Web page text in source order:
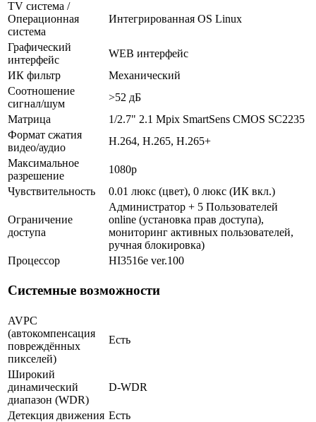
TV система /
Операционная
система
Интегрированная OS Linux
Графический
интерфейс
WEB интерфейс
ИК фильтр
Механический
Соотношение
сигнал/шум
>52 дБ
Матрица
1/2.7" 2.1 Mpix SmartSens CMOS SC2235
Формат сжатия
видео/аудио
H.264, H.265, H.265+
Максимальное
разрешение
1080p
Чувствительность
0.01 люкс (цвет), 0 люкс (ИК вкл.)
Ограничение
доступа
Администратор + 5 Пользователей
online (установка прав доступа),
мониторинг активных пользователей,
ручная блокировка)
Процессор
HI3516e ver.100
Системные возможности
AVPC
(автокомпенсация
повреждённых
пикселей)
Есть
Широкий
динамический
диапазон (WDR)
D-WDR
Детекция движения Есть